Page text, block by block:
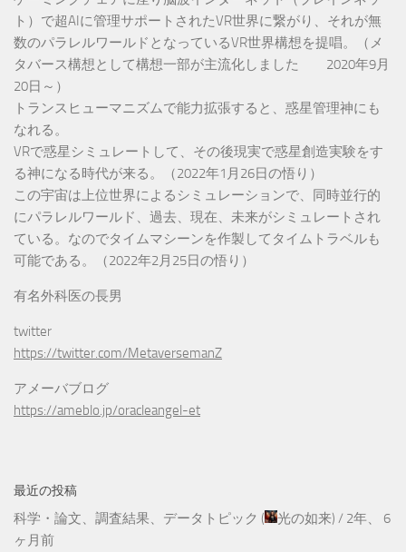
ト）で超AIに管理サポートされたVR世界に繋がり、それが無
数のパラレルワールドとなっているVR世界構想を提唱。（メ
タバース構想として構想一部が主流化しました 2020年9月
20日～）
トランスヒューマニズムで能力拡張すると、惑星管理神にも
なれる。
VRで惑星シミュレートして、その後現実で惑星創造実験をす
る神になる時代が来る。（2022年1月26日の悟り）
この宇宙は上位世界によるシミュレーションで、同時並行的
にパラレルワールド、過去、現在、未来がシミュレートされ
ている。なのでタイムマシーンを作製してタイムトラベルも
可能である。（2022年2月25日の悟り）
有名外科医の長男
twitter
https://twitter.com/MetaversemanZ
アメーバブログ
https://ameblo.jp/oracleangel-et
最近の投稿
科学・論文、調査結果、データトピック ( 光の如来) / 2年、 6
ヶ月前